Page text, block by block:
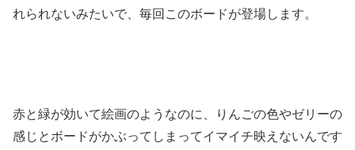
れられないみたいで、毎回このボードが登場します。
赤と緑が効いて絵画のようなのに、りんごの色やゼリーの
感じとボードがかぶってしまってイマイチ映えないんです